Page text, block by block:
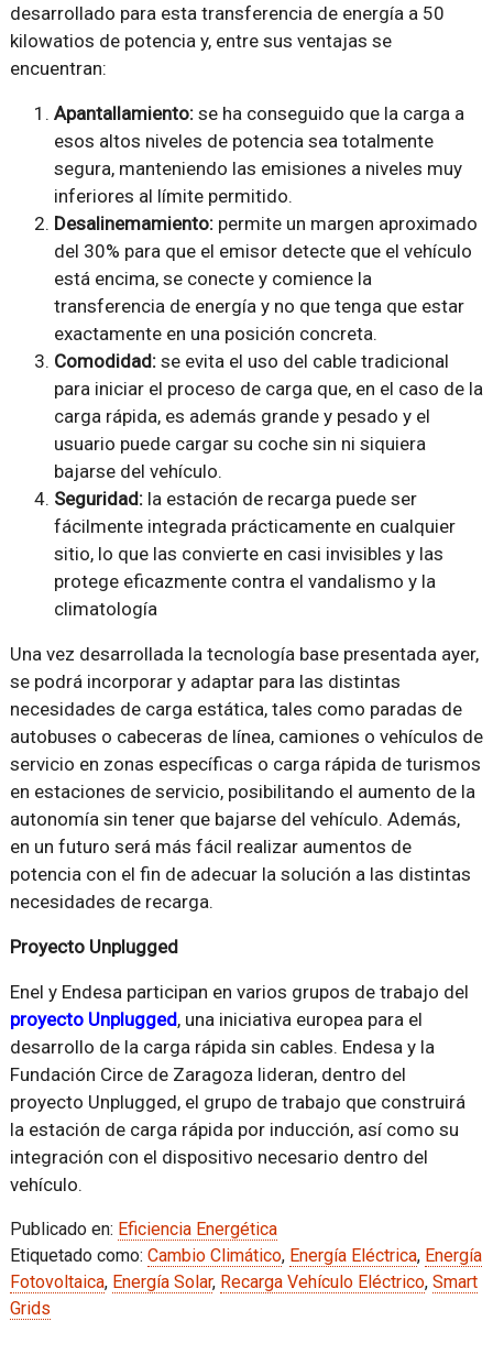
desarrollado para esta transferencia de energía a 50
kilowatios de potencia y, entre sus ventajas se
encuentran:
Apantallamiento:se ha conseguido que la carga a
esos altos niveles de potencia sea totalmente
segura, manteniendo las emisiones a niveles muy
inferiores al límite permitido.
Desalinemamiento:permite un margen aproximado
del 30% para que el emisor detecte que el vehículo
está encima, se conecte y comience la
transferencia de energía y no que tenga que estar
exactamente en una posición concreta.
Comodidad:se evita el uso del cable tradicional
para iniciar el proceso de carga que, en el caso de la
carga rápida, es además grande y pesado y el
usuario puede cargar su coche sin ni siquiera
bajarse del vehículo.
Seguridad:la estación de recarga puede ser
fácilmente integrada prácticamente en cualquier
sitio, lo que las convierte en casi invisibles y las
protege eficazmente contra el vandalismo y la
climatología
Una vez desarrollada la tecnología base presentada ayer,
se podrá incorporar y adaptar para las distintas
necesidades de carga estática, tales como paradas de
autobuses o cabeceras de línea, camiones o vehículos de
servicio en zonas específicas o carga rápida de turismos
en estaciones de servicio, posibilitando el aumento de la
autonomía sin tener que bajarse del vehículo. Además,
en un futuro será más fácil realizar aumentos de
potencia con el fin de adecuar la solución a las distintas
necesidades de recarga.
Proyecto Unplugged
Enel y Endesa participan en varios grupos de trabajo del
proyecto Unplugged, una iniciativa europea para el
desarrollo de la carga rápida sin cables. Endesa y la
Fundación Circe de Zaragoza lideran, dentro del
proyecto Unplugged, el grupo de trabajo que construirá
la estación de carga rápida por inducción, así como su
integración con el dispositivo necesario dentro del
vehículo.
Publicado en: Eficiencia Energética
Etiquetado como: Cambio Climático, Energía Eléctrica, Energía
Fotovoltaica, Energía Solar, Recarga Vehículo Eléctrico, Smart
Grids